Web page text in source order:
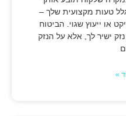
טעות מקצועית שלך –
או ייעוץ שגוי. הביטוח
ישיר לך, אלא על הנזק
»